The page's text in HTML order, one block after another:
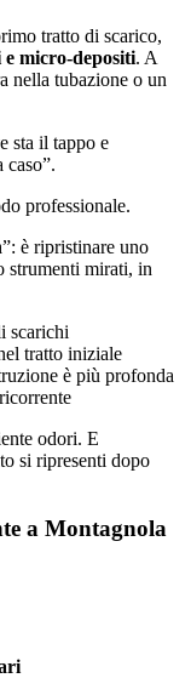
tratto di scarico,
e micro-depositi. A
nella tubazione o un
sta il tappo e
caso”.
professionale.
è ripristinare uno
strumenti mirati, in
scarichi
tratto iniziale
è più profonda
odori. E
si ripresenti dopo
a Montagnola